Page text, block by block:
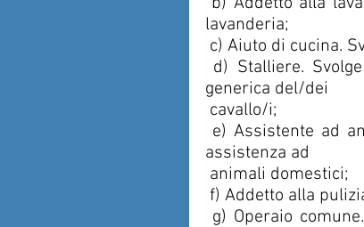
lavanderia;
c) Aiuto di cucina.
generica del/dei
cavallo/i;
assistenza ad
animali domestici;
f) Addetto alla